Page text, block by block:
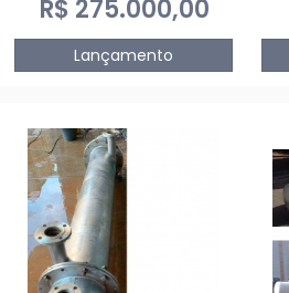
R$ 275.000,00
Lançamento